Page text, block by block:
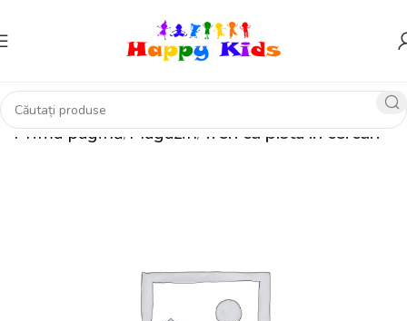
Prima pagină Magazin Tren cu pista in cercuri